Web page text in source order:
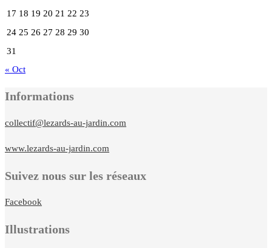
17 18 19 20 21 22 23
24 25 26 27 28 29 30
31
« Oct
Informations
collectif@lezards-au-jardin.com
www.lezards-au-jardin.com
Suivez nous sur les réseaux
Facebook
Illustrations